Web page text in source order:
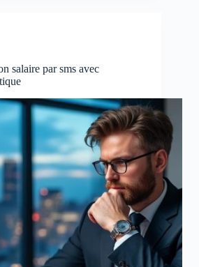
salaire par sms avec